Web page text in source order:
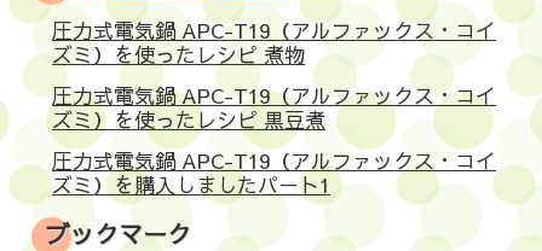
圧力式電気鍋 APC-T19（アルファックス・コイ
ズミ）を使ったレシピ 煮物
圧力式電気鍋 APC-T19（アルファックス・コイ
ズミ）を使ったレシピ 黒豆煮
圧力式電気鍋 APC-T19（アルファックス・コイ
ズミ）を購入しましたパート1
ブックマーク